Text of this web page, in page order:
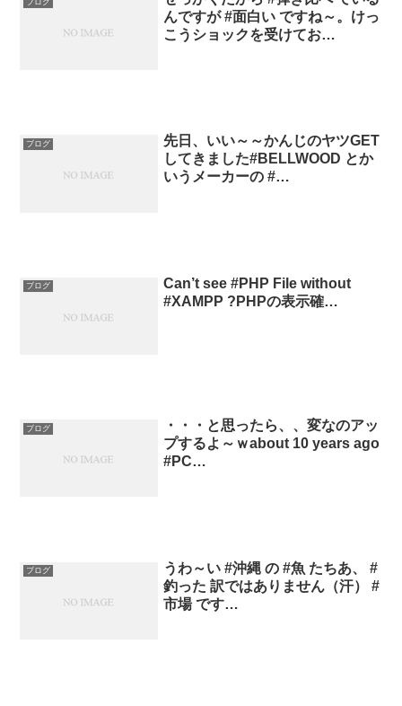
んですが #面白い ですね～。けっ
こうショックを受けてお…
ブログ
先日、いい～～かんじのヤツGET
してきました#BELLWOOD とか
いうメーカーの #…
ブログ
Can’t see #PHP File without
#XAMPP ?PHPの表示確…
ブログ
・・・と思ったら、、変なのアッ
プするよ～ｗabout 10 years ago
#PC…
ブログ
うわ～い #沖縄 の #魚 たちあ、 #
釣った 訳ではありません（汗） #
市場 です…